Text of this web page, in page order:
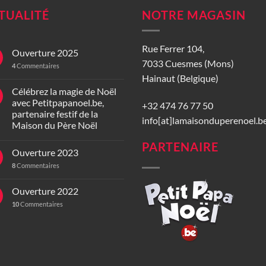
Ouverture 2025
4Commentaires
Célébrez la magie de Noël
avec Petitpapanoel.be,
partenaire festif de la
Maison du Père Noël
Ouverture 2023
8Commentaires
Ouverture 2022
10Commentaires
NOTRE MAGASIN
Rue Ferrer 104,
7033 Cuesmes (Mons)
Hainaut (Belgique)
+32 474 76 77 50
PARTENAIRE